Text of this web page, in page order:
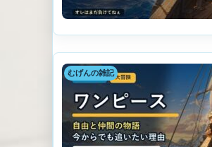
むげんの雑記